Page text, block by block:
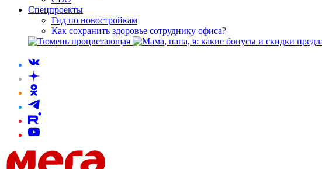
Спецпроекты
Гид по новостройкам
Как сохранить здоровье сотруднику офиса?